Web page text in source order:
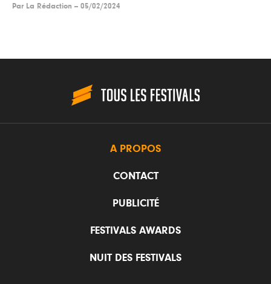
Par La Rédaction -- 05/02/2024
A PROPOS
CONTACT
PUBLICITÉ
FESTIVALS AWARDS
NUIT DES FESTIVALS